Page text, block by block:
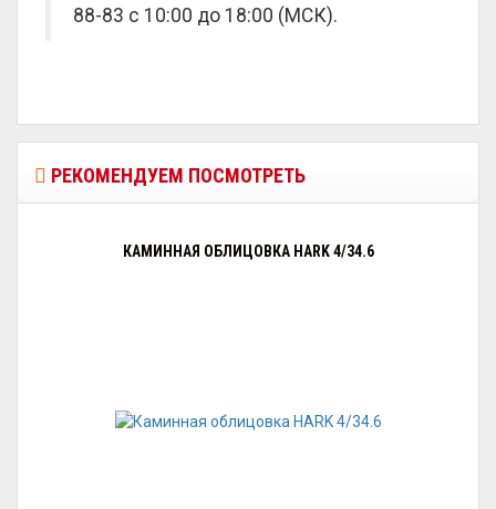
88-83 с 10:00 до 18:00 (МСК).
РЕКОМЕНДУЕМ ПОСМОТРЕТЬ
КАМИННАЯ ОБЛИЦОВКА HARK 4/34.6